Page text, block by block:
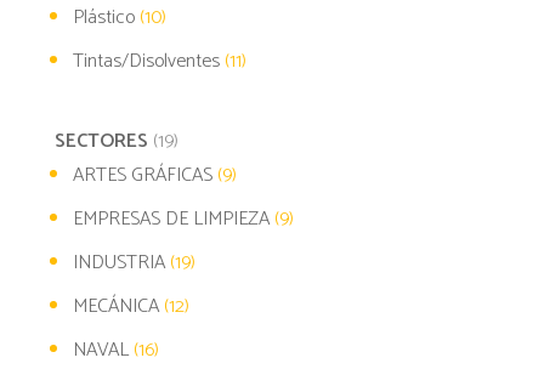
Plástico(10)
Tintas/Disolventes(11)
SECTORES (19)
ARTES GRÁFICAS(9)
EMPRESAS DE LIMPIEZA(9)
INDUSTRIA(19)
MECÁNICA(12)
NAVAL(16)